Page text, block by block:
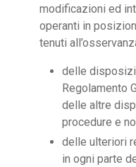
modificazioni ed
operanti in
tenuti
delle
Regolamento
delle altre
procedure e
delle ulteriori
in ogni parte